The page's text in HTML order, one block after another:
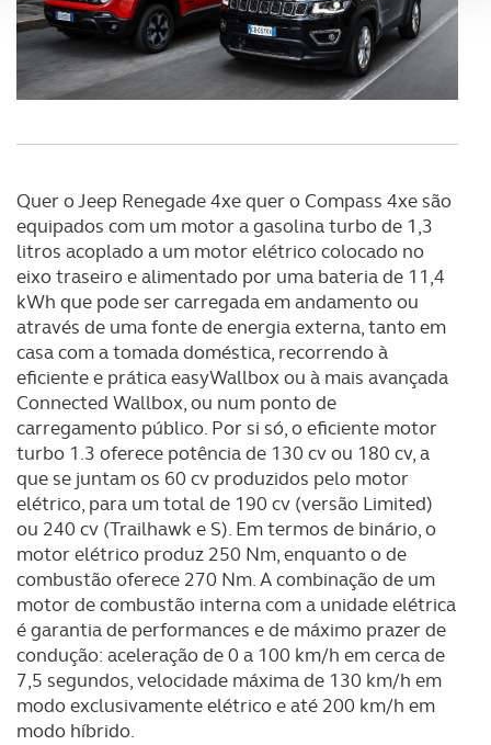
Adicionalmente partilhamos informação, relativa à sua
utilização do nosso site de publicidade e de análise, com
consentimento e quando tal se afigure estritamente
necessário no contexto dos serviços a prestar.
Realçamos que o bloqueio de certo tipo de Cookies e
tecnologias similares pode ter impacto na sua
experiência de navegação no Website e nos serviços
disponibilizados.
Consulte a política de cookies do site.
Quer o Jeep Renegade 4xe quer o Compass 4xe são
equipados com um motor a gasolina turbo de 1,3
litros acoplado a um motor elétrico colocado no
eixo traseiro e alimentado por uma bateria de 11,4
kWh que pode ser carregada em andamento ou
através de uma fonte de energia externa, tanto em
casa com a tomada doméstica, recorrendo à
eficiente e prática easyWallbox ou à mais avançada
Connected Wallbox, ou num ponto de
carregamento público. Por si só, o eficiente motor
turbo 1.3 oferece potência de 130 cv ou 180 cv, a
que se juntam os 60 cv produzidos pelo motor
elétrico, para um total de 190 cv (versão Limited)
ou 240 cv (Trailhawk e S). Em termos de binário, o
motor elétrico produz 250 Nm, enquanto o de
combustão oferece 270 Nm. A combinação de um
motor de combustão interna com a unidade elétrica
é garantia de performances e de máximo prazer de
condução: aceleração de 0 a 100 km/h em cerca de
7,5 segundos, velocidade máxima de 130 km/h em
modo exclusivamente elétrico e até 200 km/h em
modo híbrido.